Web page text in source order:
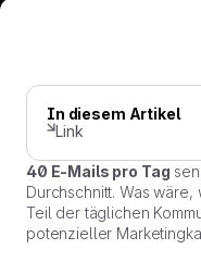
In diesem Artikel
Link
40 E-Mails pro Tag
Durchschnitt. Was
Teil der täglichen
potenzieller